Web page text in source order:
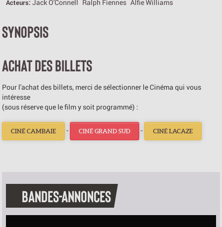
Acteurs: Jack O'Connell Ralph Fiennes Alfie Williams
SYNOPSIS
ACHAT DES BILLETS
Pour l'achat des billets, merci de sélectionner le Cinéma qui vous
intéresse
(sous réserve que le film y soit programmé) :
CINÉ CAMBAIE - CINÉ GRAND SUD - CINÉ LACAZE
BANDES-ANNONCES